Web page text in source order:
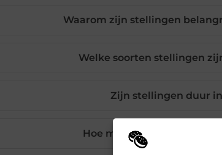
Waarom zijn stellingen
Welke soorten stellingen
Zijn stellingen duur
Hoe makkelijk zijn